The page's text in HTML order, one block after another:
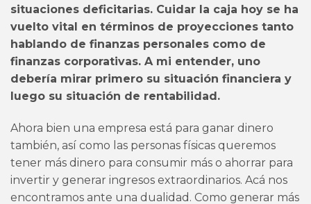
situaciones deficitarias. Cuidar la caja hoy se ha
vuelto vital en términos de proyecciones tanto
hablando de finanzas personales como de
finanzas corporativas. A mi entender, uno
debería mirar primero su situación financiera y
luego su situación de rentabilidad.
Ahora bien una empresa está para ganar dinero
también, así como las personas físicas queremos
tener más dinero para consumir más o ahorrar para
invertir y generar ingresos extraordinarios. Acá nos
encontramos ante una dualidad. Como generar más